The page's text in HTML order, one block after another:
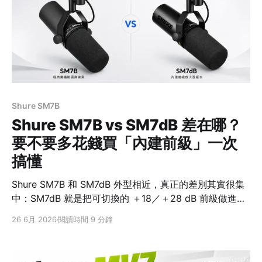
Shure SM7B
Shure SM7B vs SM7dB 差在哪？
要不要多花錢買「內建前級」一次
搞懂
Shure SM7B 和 SM7dB 外型相近，真正的差別其實很集
中：SM7dB 就是把可切換的 ＋18／＋28 dB 前級做進
再接一顆 inline 增益器註1的麻煩，不是把聲音升級成另一
動 SM7B，或手上已有像 Cloudlifter、FetHead 這類常
26 6月 2026閱讀時間 9 分鐘